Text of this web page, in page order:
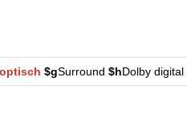
optisch $gSurround $hDolby